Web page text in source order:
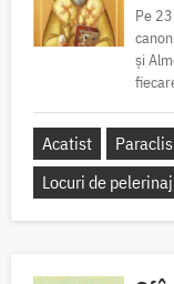
Pe
și
Acatist Paraclis
Locuri de pelerinaj